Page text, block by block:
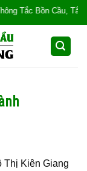
Cầu, Tắc Cống,
Thị Kiên Giang